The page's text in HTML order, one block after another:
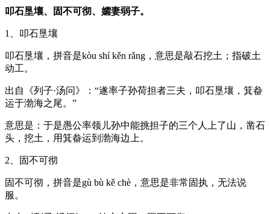
叩石垦壤、固不可彻、孀妻弱子。
1、叩石垦壤
叩石垦壤，拼音是kòu shí kěn rǎng，意思是敲石挖土；指破土
动工。
出自《列子·汤问》：“遂率子孙荷担者三夫，叩石垦壤，箕畚
运于渤海之尾。”
意思是：于是愚公率领儿孙中能挑担子的三个人上了山，凿石
头，挖土，用箕畚运到渤海边上。
2、固不可彻
固不可彻，拼音是gù bù kě chè，意思是非常固执，无法说
服。